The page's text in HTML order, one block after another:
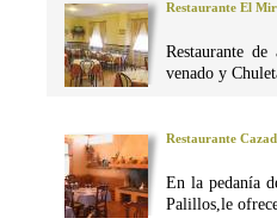
Restaurante El
Restaurante
venado y
Restaurante
En la pedanía
Palillos,le